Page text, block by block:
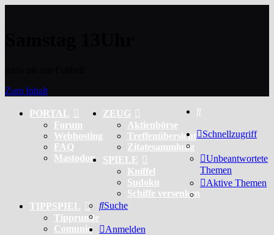
Zum Inhalt
PORTAL
Forum
Webhosting
FAQ
Mastodon
ZEUG
Aktienbörse
Treffenübersicht
Zitatesammlung
SPIELE
Kniffel
Sudoku
Schiffe versenken
TIPPSPIEL
Tipprunde
Comunio
Schnellzugriff
Unbeantwortete
Themen
Aktive Themen
Suche
Anmelden